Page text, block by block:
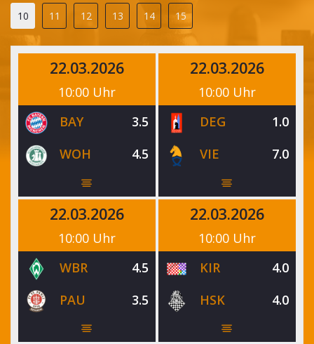
10 11 12 13 14 15
22.03.2026
10:00 Uhr
BAY
3.5
WOH
4.5
22.03.2026
10:00 Uhr
DEG
1.0
VIE
7.0
22.03.2026
10:00 Uhr
WBR
4.5
PAU
3.5
22.03.2026
10:00 Uhr
KIR
4.0
HSK
4.0